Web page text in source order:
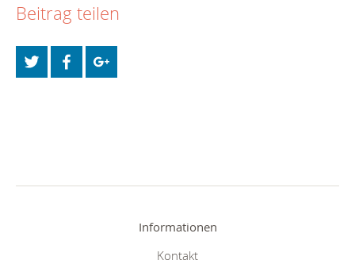
Beitrag teilen
Informationen
Kontakt